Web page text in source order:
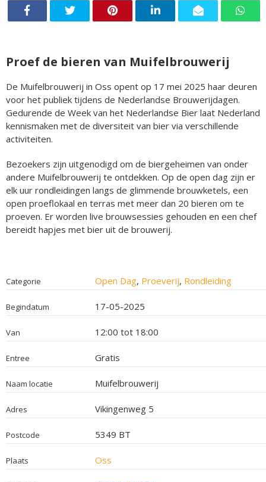
Proef de bieren van Muifelbrouwerij
De Muifelbrouwerij in Oss opent op 17 mei 2025 haar deuren
voor het publiek tijdens de Nederlandse Brouwerijdagen.
Gedurende de Week van het Nederlandse Bier laat Nederland
kennismaken met de diversiteit van bier via verschillende
activiteiten.
Bezoekers zijn uitgenodigd om de biergeheimen van onder
andere Muifelbrouwerij te ontdekken. Op de open dag zijn er
elk uur rondleidingen langs de glimmende brouwketels, een
open proeflokaal en terras met meer dan 20 bieren om te
proeven. Er worden live brouwsessies gehouden en een chef
bereidt hapjes met bier uit de brouwerij.
Categorie Open Dag, Proeverij, Rondleiding
Begindatum 17-05-2025
Van 12:00 tot 18:00
Entree Gratis
Naam locatie Muifelbrouwerij
Adres Vikingenweg 5
Postcode 5349 BT
Plaats Oss